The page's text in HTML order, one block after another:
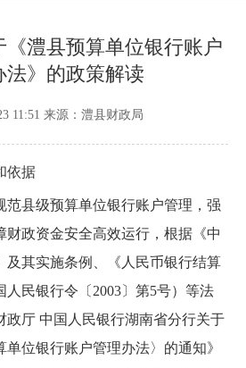
澧县预算单位银行账户
法》的政策解读
11:51 来源：澧县财政局
依据
范县级预算单位银行账户管理，强
财政资金安全高效运行，根据《中
及其实施条例、《人民币银行结算
人民银行令〔2003〕第5号）等法
政厅 中国人民银行湖南省分行关于
位银行账户管理办法〉的通知》